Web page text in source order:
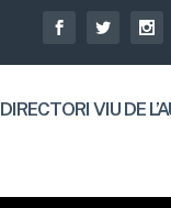
DIRECTORI VIU DE